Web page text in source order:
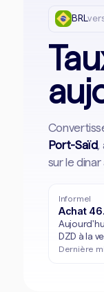
BRL
Port-Saïd,
sur le
Informel
Achat
DZD à la
Dernière